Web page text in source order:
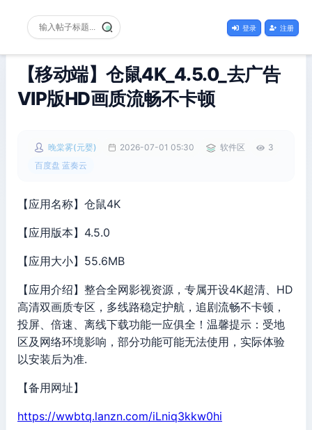
登录 注册
【移动端】仓鼠4K_4.5.0_去广告
VIP版HD画质流畅不卡顿
晚棠雾(元婴) 2026-07-01 05:30 软件区
3
百度盘 蓝奏云
【应用名称】仓鼠4K
【应用版本】4.5.0
【应用大小】55.6MB
【应用介绍】整合全网影视资源，专属开设4K超清、HD
高清双画质专区，多线路稳定护航，追剧流畅不卡顿，
投屏、倍速、离线下载功能一应俱全！温馨提示：受地
区及网络环境影响，部分功能可能无法使用，实际体验
以安装后为准.
【备用网址】
https://wwbtq.lanzn.com/iLniq3kkw0hi